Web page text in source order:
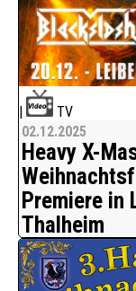
|
TV
02.12.2025
Heavy X-
Premiere in
Thalheim
True Metal,
Bürgerhaus St.